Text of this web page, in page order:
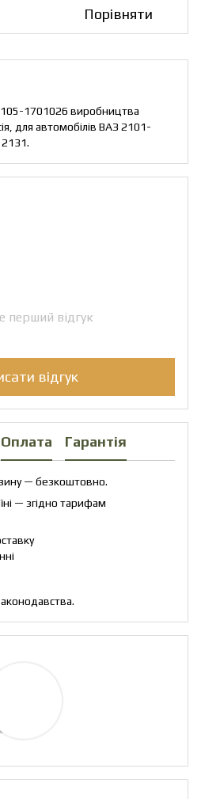
Порівняти
1701026 виробництва
для автомобілів ВАЗ 2101-
перший відгук
відгук
Оплата Гарантія
— безкоштовно.
— згідно тарифам